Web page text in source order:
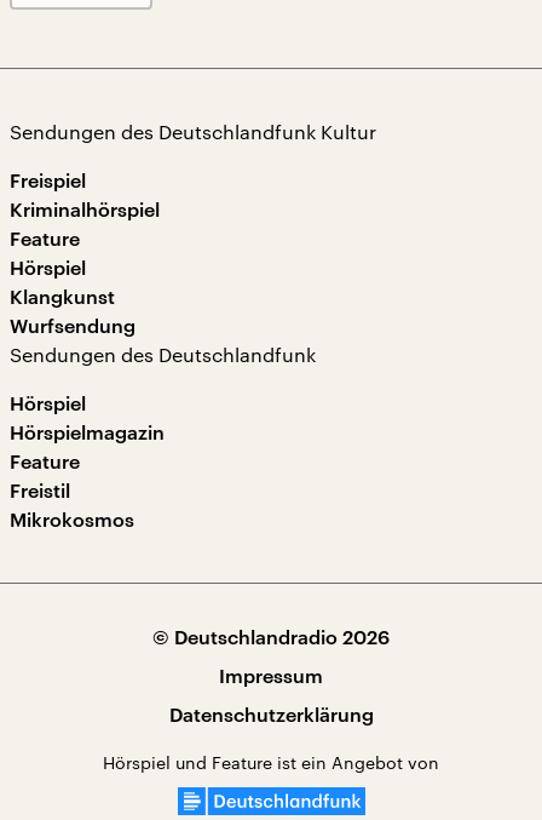
Sendungen des Deutschlandfunk Kultur
Freispiel
Kriminalhörspiel
Feature
Hörspiel
Klangkunst
Wurfsendung
Sendungen des Deutschlandfunk
Hörspiel
Hörspielmagazin
Feature
Freistil
Mikrokosmos
© Deutschlandradio 2026
Impressum
Datenschutzerklärung
Hörspiel und Feature ist ein Angebot von